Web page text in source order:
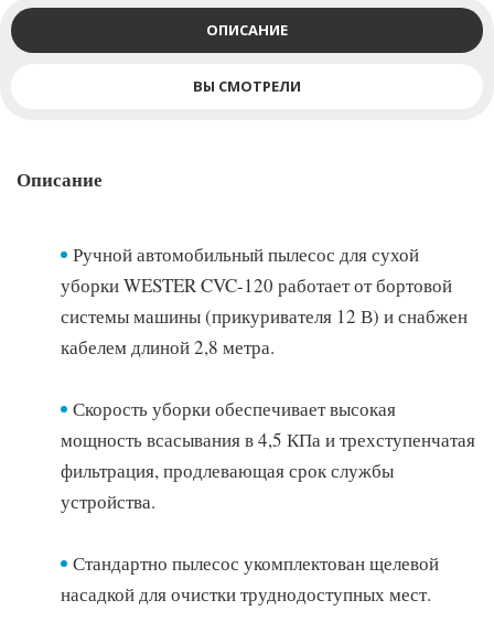
ОПИСАНИЕ
ВЫ СМОТРЕЛИ
Описание
Ручной автомобильный пылесос для сухой
уборки WESTER CVC-120 работает от бортовой
системы машины (прикуривателя 12 В) и снабжен
кабелем длиной 2,8 метра.
Скорость уборки обеспечивает высокая
мощность всасывания в 4,5 КПа и трехступенчатая
фильтрация, продлевающая срок службы
устройства.
Стандартно пылесос укомплектован щелевой
насадкой для очистки труднодоступных мест.